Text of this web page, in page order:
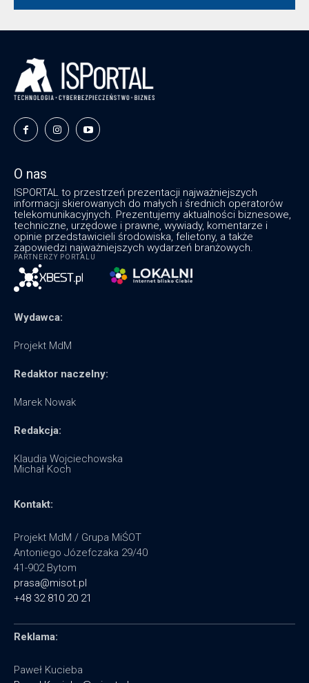
O nas
ISPORTAL to przestrzeń prezentacji najważniejszych
informacji skierowanych do małych i średnich operatorów
telekomunikacyjnych. Prezentujemy aktualności biznesowe,
techniczne, urzędowe i prawne, wywiady, komentarze i
opinie przedstawicieli środowiska, felietony, a także
zapowiedzi najważniejszych wydarzeń branżowych.
PARTNERZY PORTALU
Wydawca:
Projekt MdM
Redaktor naczelny:
Marek Nowak
Redakcja:
Klaudia Wojciechowska
Michał Koch
Kontakt:
Projekt MdM / Grupa MiŚOT
Antoniego Józefczaka 29/40
41-902 Bytom
prasa@misot.pl
+48 32 810 20 21
Reklama:
Paweł Kucieba